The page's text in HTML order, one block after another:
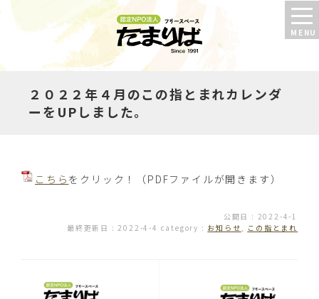
２０２２年４月のこの指とまれカレンダ
ーをUPしました。
こちら をクリック！（PDFファイルが開きます）
公開日 : 2022-4-1
最終更新日 : 2022-4-4 category : お知らせ, この指とまれ